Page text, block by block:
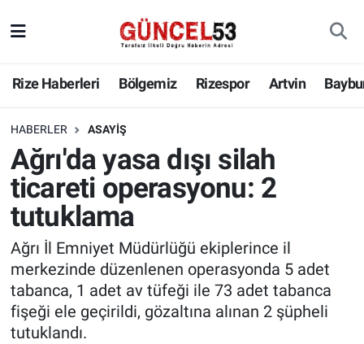
Rize Haberleri Bölgemiz Rizespor Artvin
HABERLER ASAYIŞ
Ağrı'da yasa dışı silah
ticareti operasyonu: 2
tutuklama
Ağrı İl Emniyet Müdürlüğü ekiplerince il
merkezinde düzenlenen operasyonda 5 adet
tabanca, 1 adet av tüfeği ile 73 adet tabanca
fişeği ele geçirildi, gözaltına alınan 2 şüpheli
tutuklandı.